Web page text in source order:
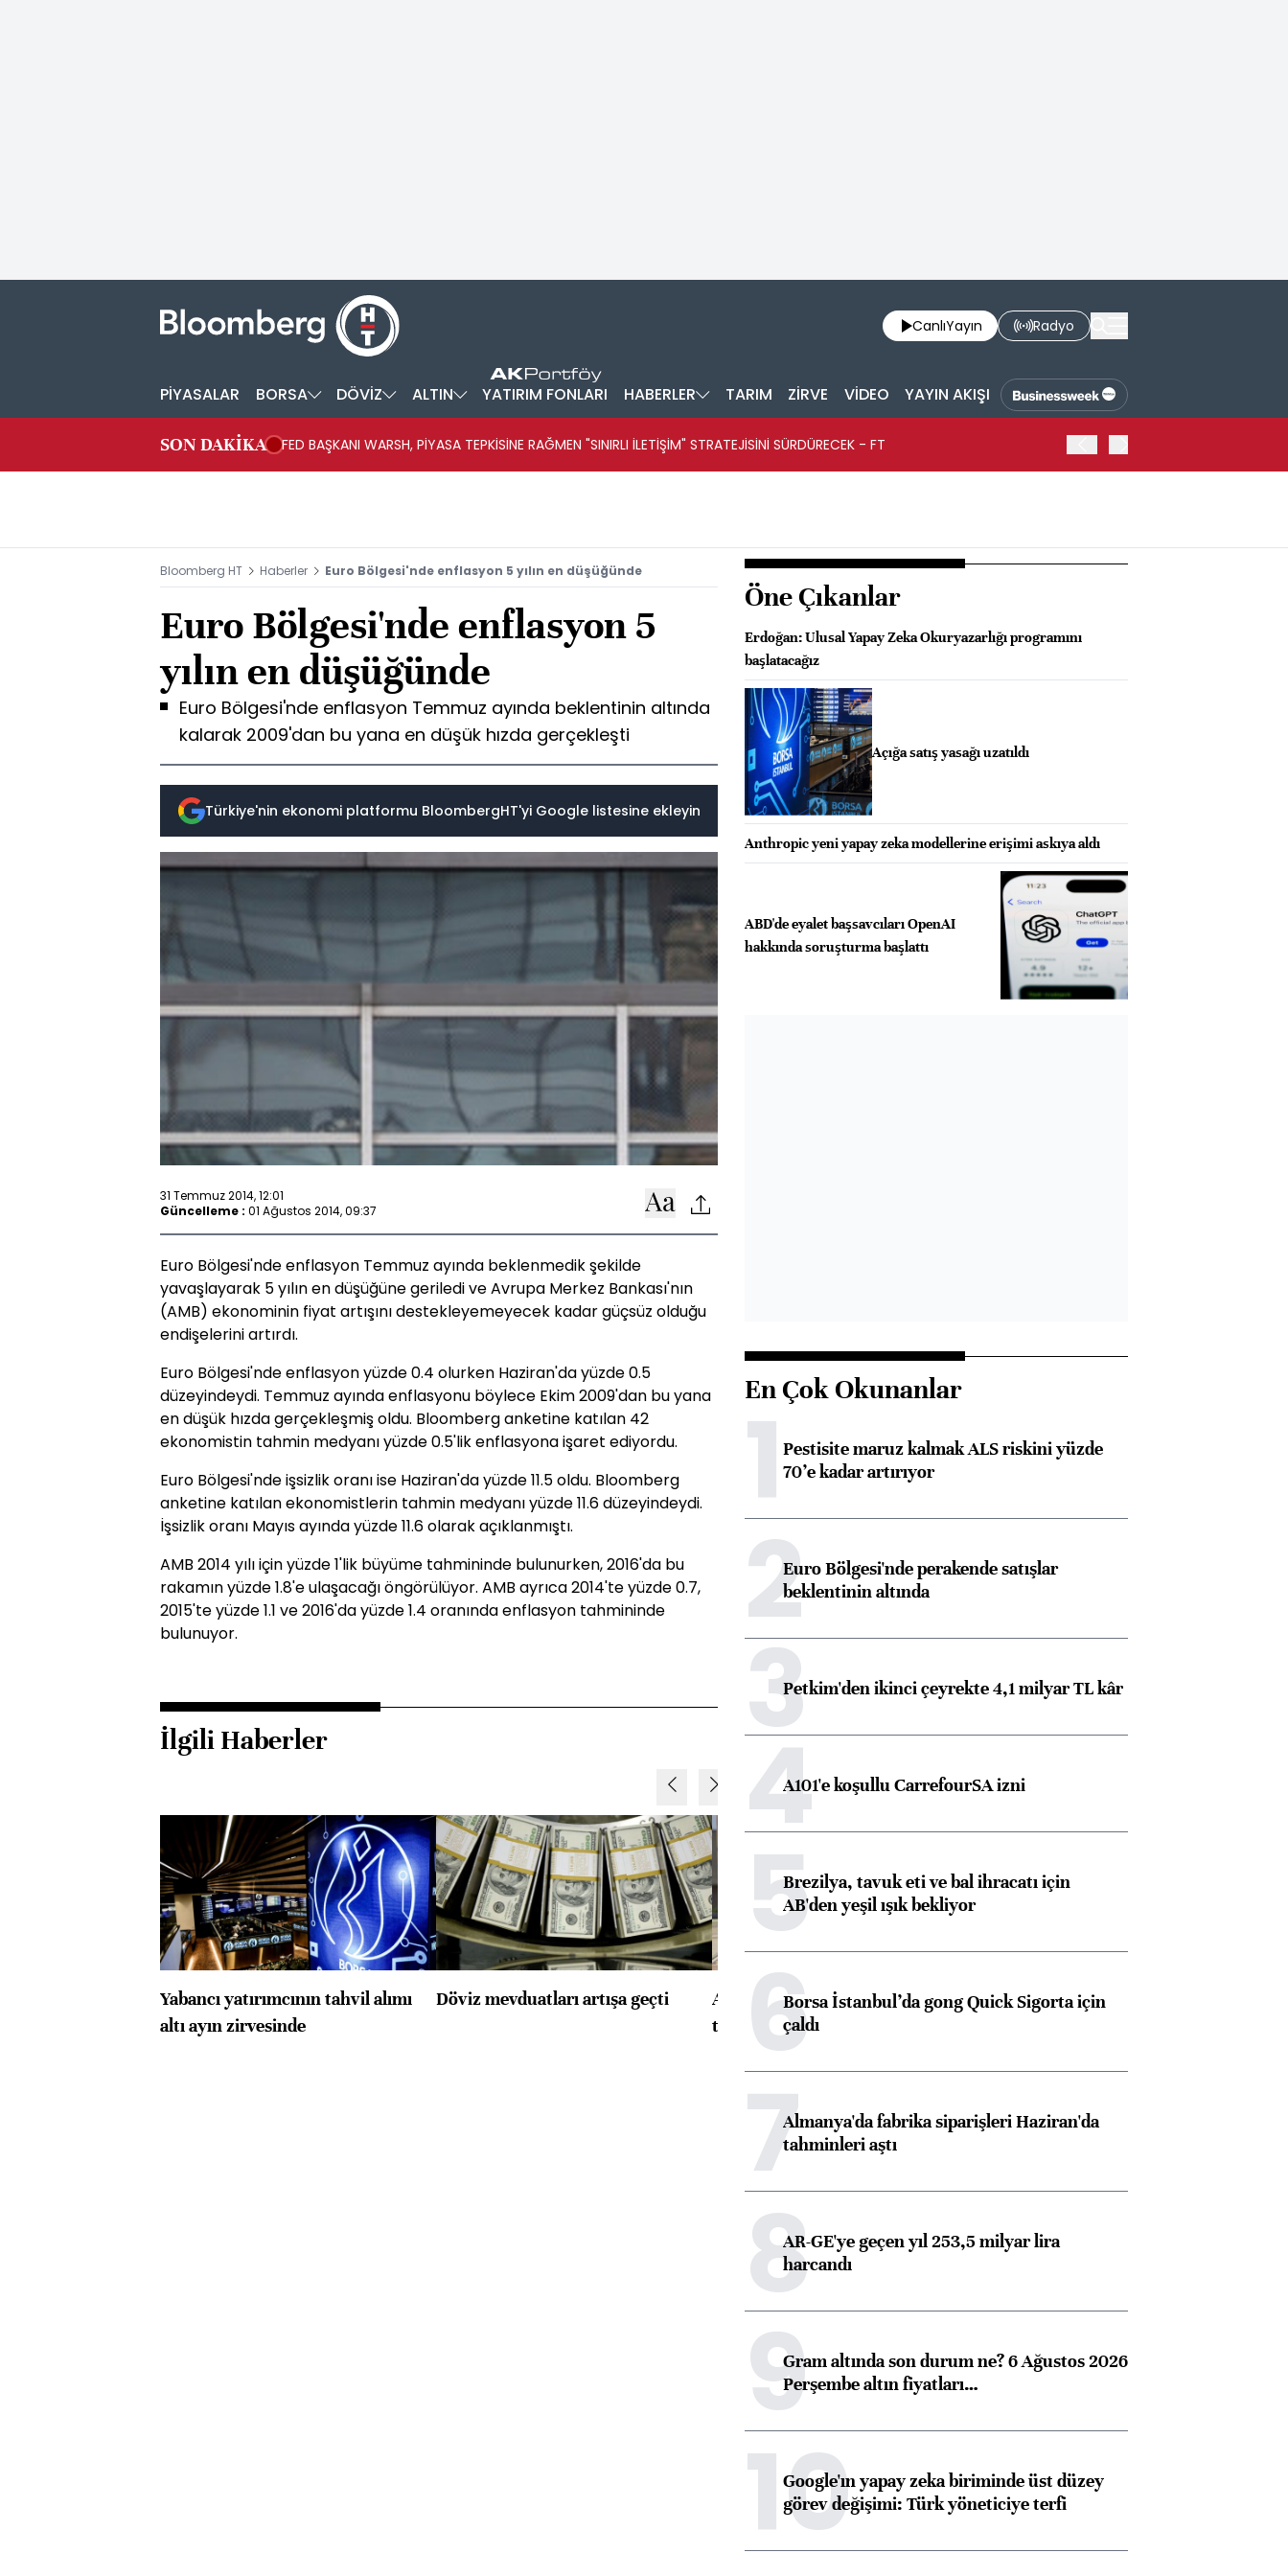
CanlıYayın Radyo
PİYASALAR BORSA DÖVİZ ALTIN YATIRIM FONLARI HABERLER TARIM ZİRVE VİDEO YAYIN AKIŞI
SON DAKİKA FED BAŞKANI WARSH, PİYASA TEPKİSİNE RAĞMEN "SINIRLI İLETİŞİM" STRATEJİSİNİ SÜRDÜRECEK - FT
Bloomberg HT Haberler Euro Bölgesi'nde enflasyon 5 yılın en düşüğünde
Euro Bölgesi'nde enflasyon 5
yılın en düşüğünde
Euro Bölgesi'nde enflasyon Temmuz ayında beklentinin altında
kalarak 2009'dan bu yana en düşük hızda gerçekleşti
Türkiye'nin ekonomi platformu BloombergHT'yi Google listesine ekleyin
31 Temmuz 2014, 12:01
Güncelleme : 01 Ağustos 2014, 09:37
Euro Bölgesi'nde enflasyon Temmuz ayında beklenmedik şekilde
yavaşlayarak 5 yılın en düşüğüne geriledi ve Avrupa Merkez Bankası'nın
(AMB) ekonominin fiyat artışını destekleyemeyecek kadar güçsüz olduğu
endişelerini artırdı.
Euro Bölgesi'nde enflasyon yüzde 0.4 olurken Haziran'da yüzde 0.5
düzeyindeydi. Temmuz ayında enflasyonu böylece Ekim 2009'dan bu yana
en düşük hızda gerçekleşmiş oldu. Bloomberg anketine katılan 42
ekonomistin tahmin medyanı yüzde 0.5'lik enflasyona işaret ediyordu.
Euro Bölgesi'nde işsizlik oranı ise Haziran'da yüzde 11.5 oldu. Bloomberg
anketine katılan ekonomistlerin tahmin medyanı yüzde 11.6 düzeyindeydi.
İşsizlik oranı Mayıs ayında yüzde 11.6 olarak açıklanmıştı.
AMB 2014 yılı için yüzde 1'lik büyüme tahmininde bulunurken, 2016'da bu
rakamın yüzde 1.8'e ulaşacağı öngörülüyor. AMB ayrıca 2014'te yüzde 0.7,
2015'te yüzde 1.1 ve 2016'da yüzde 1.4 oranında enflasyon tahmininde
bulunuyor.
İlgili Haberler
Yabancı yatırımcının tahvil alımı
altı ayın zirvesinde
Döviz mevduatları artışa geçti
ABD'de konut başlangıçları
toparlandı
konusunda Unicredit ile
görüşmelere hazırlanıyor
Öne Çıkanlar
Erdoğan: Ulusal Yapay Zeka Okuryazarlığı programını
başlatacağız
Açığa satış yasağı uzatıldı
Anthropic yeni yapay zeka modellerine erişimi askıya aldı
ABD'de eyalet başsavcıları OpenAI
hakkında soruşturma başlattı
En Çok Okunanlar
1Pestisite maruz kalmak ALS riskini yüzde
70’e kadar artırıyor
2Euro Bölgesi'nde perakende satışlar
beklentinin altında
3Petkim'den ikinci çeyrekte 4,1 milyar TL kâr
4A101'e koşullu CarrefourSA izni
5Brezilya, tavuk eti ve bal ihracatı için
AB'den yeşil ışık bekliyor
6Borsa İstanbul’da gong Quick Sigorta için
çaldı
7Almanya'da fabrika siparişleri Haziran'da
tahminleri aştı
8AR-GE'ye geçen yıl 253,5 milyar lira
harcandı
9Gram altında son durum ne? 6 Ağustos 2026
Perşembe altın fiyatları…
10
Google'ın yapay zeka biriminde üst düzey
görev değişimi: Türk yöneticiye terfi